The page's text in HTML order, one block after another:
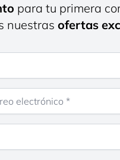
para tu primera
nuestras ofertas